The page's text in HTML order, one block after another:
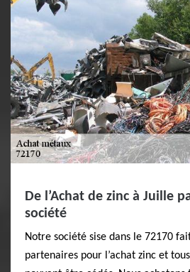
De l’Achat de zinc à Juille
société
Notre société sise dans le 72170
partenaires pour l’achat zinc et